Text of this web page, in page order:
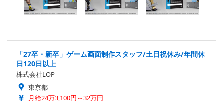
「27卒・新卒」ゲーム画面制作スタッフ/土日祝休み/年間休
日120日以上
株式会社LOP
東京都
月給24万3,100円～32万円